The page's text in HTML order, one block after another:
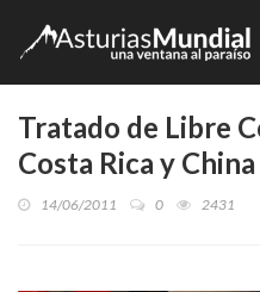
Tratado de Libre
Costa Rica y China
14/06/2011 0 2431